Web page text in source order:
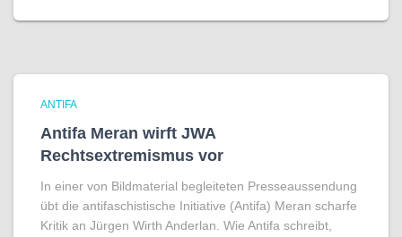
ANTIFA
Antifa Meran wirft JWA
Rechtsextremismus vor
In einer von Bildmaterial begleiteten Presseaussendung
übt die antifaschistische Initiative (Antifa) Meran scharfe
Kritik an Jürgen Wirth Anderlan. Wie Antifa schreibt,